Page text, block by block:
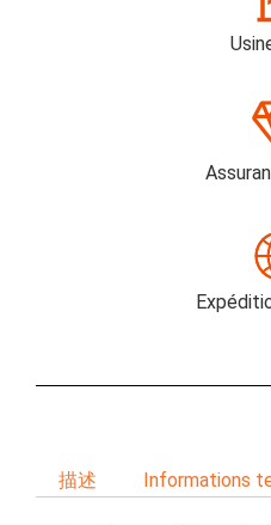
描述 Informations